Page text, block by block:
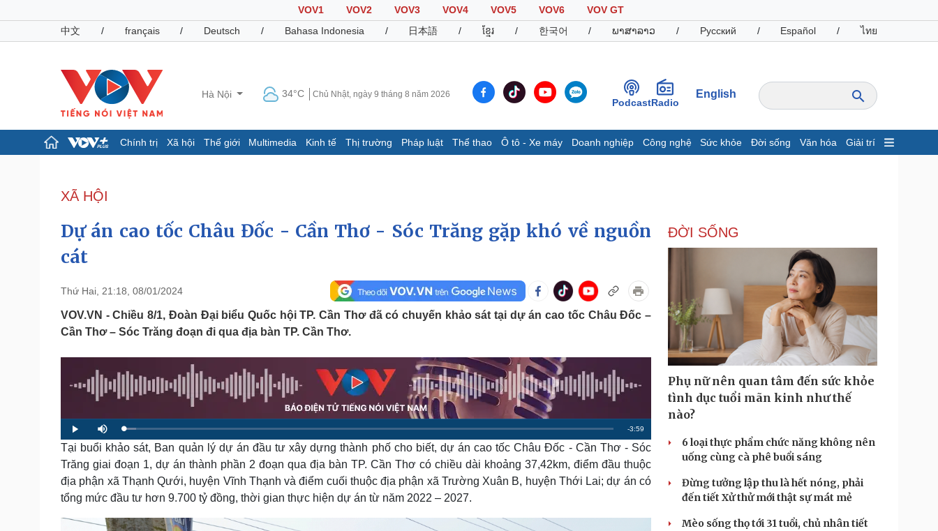
VOV1 VOV2 VOV3 VOV4 VOV5 VOV6
VOV GT
中文
/ français / Deutsch / Bahasa Indonesia / 日本語 / ខ្មែរ / 한국어 / ພາສາລາວ / Русский / Español / ไทย
Hà Nội 34°C Chủ Nhật, ngày 9 tháng 8 năm 2026
PodcastRadio
English
Chính trị Xã hội Thế giới Multimedia Kinh tế Thị trường Pháp luật Thể thao Ô tô - Xe máy Doanh nghiệp Công nghệ Sức khỏe Đời sống Văn hóa Giải trí
Đảng
Tổ chức nhân sự
Nhận diện sự thật
Dấu ấn VOV
Infographic
Giá cà phê
Pháp luật
Tin nóng
Tư vấn luật
Việt Nam
Phân tích
Thể thao
Lịch thi đấu bóng đá
Thế giới thể thao
Ô tô - Xe máy
Xe máy
Doanh nghiệp
Thông tin doanh nghiệp
Doanh nghiệp 24h
Vì cộng đồng
Công nghệ
Sành điệu
Tin Công nghệ
Trải nghiệm
Chuyển đổi số
Sức khỏe
Cây thuốc
Sản phụ khoa
Nhi khoa
Nam khoa
Làm đẹp - giảm cân
Phòng mạch online
Đời sống
Blog
Văn hóa
Sân khấu - Điện ảnh
Văn học
Di sản
Giải trí
Nghệ sĩ
Thời trang
Du lịch
Săn Tour
Podcast
Cửa sổ tình yêu
Kể chuyện cho bé
Hạt giống tâm hồn
XÃ HỘI
Dự án cao tốc Châu Đốc - Cần Thơ - Sóc Trăng gặp khó về nguồn
cát
Thứ Hai, 21:18, 08/01/2024
VOV.VN - Chiều 8/1, Đoàn Đại biểu Quốc hội TP. Cần Thơ đã có chuyến khảo sát tại dự án cao tốc Châu Đốc –
Cần Thơ – Sóc Trăng đoạn đi qua địa bàn TP. Cần Thơ.
P
l
a
y
M
u
e
L
o
a
d
d
2
.
5
7
R
e
m
-3:59
Tại buổi khảo sát, Ban quản lý dự án đầu tư xây dựng thành phố cho biết, dự án cao tốc Châu Đốc - Cần Thơ - Sóc
Trăng giai đoạn 1, dự án thành phần 2 đoạn qua địa bàn TP. Cần Thơ có chiều dài khoảng 37,42km, điểm đầu thuộc
địa phận xã Thạnh Qưới, huyện Vĩnh Thạnh và điểm cuối thuộc địa phận xã Trường Xuân B, huyện Thới Lai; dự án có
tổng mức đầu tư hơn 9.700 tỷ đồng, thời gian thực hiện dự án từ năm 2022 – 2027.
ĐỜI SỐNG
Phụ nữ nên quan tâm đến sức khỏe
tình dục tuổi mãn kinh như thế
nào?
6 loại thực phẩm chức năng không nên
uống cùng cà phê buổi sáng
Đừng tưởng lập thu là hết nóng, phải
đến tiết Xử thử mới thật sự mát mẻ
Mèo sống thọ tới 31 tuổi, chủ nhân tiết